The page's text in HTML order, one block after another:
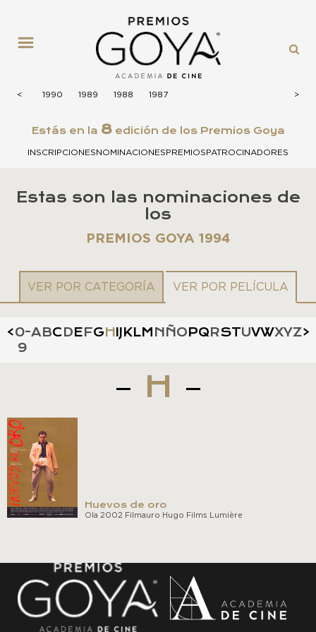
<
<
1991 1990 1989 1988 1987 >
>
Estás en la 8edición de los Premios Goya
INSCRIPCIONESNOMINACIONESPREMIOSPATROCINADORES
Estas son las nominaciones de
los
PREMIOS GOYA 1994
VER POR CATEGORÍA VER POR PELÍCULA
<0-
9
ABC D E FGH J KLM N Ñ O PQRSTUVWXYZ>
H
Huevos de oro
Ola 2002 Filmauro Hugo Films Lumière